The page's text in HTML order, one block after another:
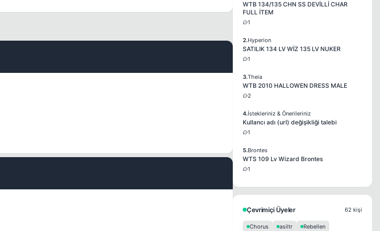
WTB 134/135 CHN SS DEVİLLİ CHAR
FULL İTEM
1
2.Hyperion
SATILIK 134 LV WİZ 135 LV NUKER
1
3.Theia
WTB 2010 HALLOWEN DRESS MALE
2
4.İstekleriniz & Önerileriniz
Kullancı adı (url) değişikliği talebi
1
5.Brontes
WTS 109 Lv Wizard Brontes
1
Çevrimiçi Üyeler 62 kişi
Chorus asiltr
Rebellen